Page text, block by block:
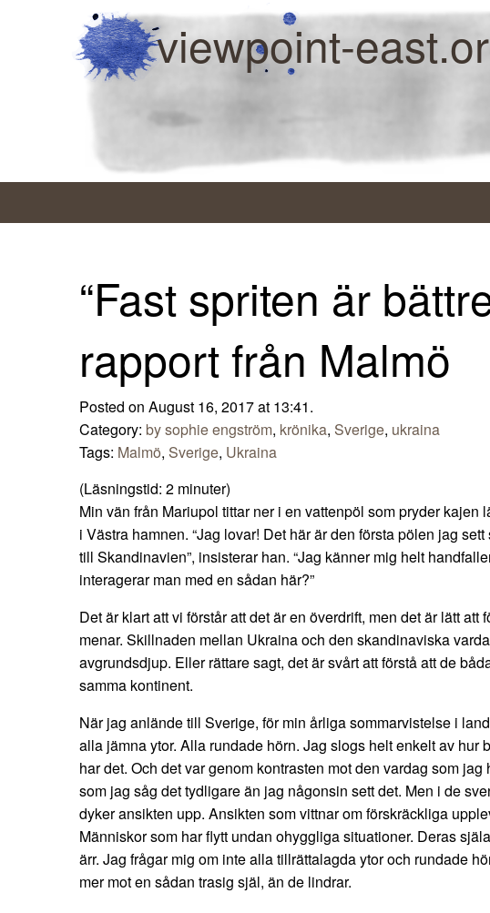
viewpoint-
“Fast spriten är
rapport från Malmö
Posted on August 16, 2017 at 13:41.
Category: by sophie engström, krönika, Sverige, ukraina
Tags: Malmö, Sverige, Ukraina
(Läsningstid: 2 minuter)
Min vän från Mariupol tittar ner i en vattenpöl som pryder kajen
i Västra hamnen. “Jag lovar! Det här är den första pölen jag
till Skandinavien”, insisterar han. “Jag känner mig helt
interagerar man med en sådan här?”
Det är klart att vi förstår att det är en överdrift, men det är lätt att
menar. Skillnaden mellan Ukraina och den skandinaviska
avgrundsdjup. Eller rättare sagt, det är svårt att förstå att de
samma kontinent.
När jag anlände till Sverige, för min årliga sommarvistelse i
alla jämna ytor. Alla rundade hörn. Jag slogs helt enkelt av hur
har det. Och det var genom kontrasten mot den vardag som jag
som jag såg det tydligare än jag någonsin sett det. Men i de
dyker ansikten upp. Ansikten som vittnar om förskräckliga
Människor som har flytt undan ohyggliga situationer. Deras
ärr. Jag frågar mig om inte alla tillrättalagda ytor och rundade
mer mot en sådan trasig själ, än de lindrar.